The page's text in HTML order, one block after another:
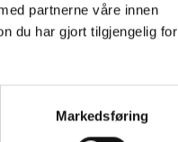
partnerne våre innen
du har gjort tilgjengelig for
Markedsføring